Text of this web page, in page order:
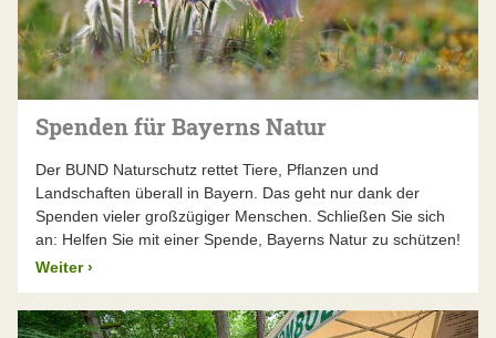
Spenden für Bayerns Natur
Der BUND Naturschutz rettet Tiere, Pflanzen und
Landschaften überall in Bayern. Das geht nur dank der
Spenden vieler großzügiger Menschen. Schließen Sie sich
an: Helfen Sie mit einer Spende, Bayerns Natur zu schützen!
Weiter ›